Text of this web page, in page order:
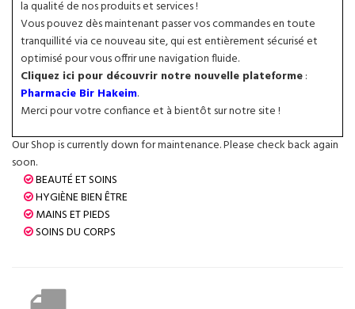
la qualité de nos produits et services !
Vous pouvez dès maintenant passer vos commandes en toute
tranquillité via ce nouveau site, qui est entièrement sécurisé et
optimisé pour vous offrir une navigation fluide.
Cliquez ici pour découvrir notre nouvelle plateforme:
Pharmacie Bir Hakeim.
Merci pour votre confiance et à bientôt sur notre site !
Our Shop is currently down for maintenance. Please check back again
soon.
BEAUTÉ ET SOINS
HYGIÈNE BIEN ÊTRE
MAINS ET PIEDS
SOINS DU CORPS